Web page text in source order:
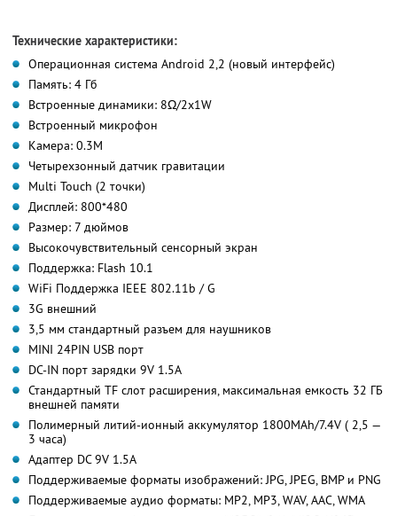
Технические характеристики:
Операционная система Android 2,2 (новый интерфейс)
Память: 4 Гб
Встроенные динамики: 8Ω/2х1W
Встроенный микрофон
Камера: 0.3М
Четырехзонный датчик гравитации
Multi Touch (2 точки)
Дисплей: 800*480
Размер: 7 дюймов
Высокочувствительный сенсорный экран
Поддержка: Flash 10.1
WiFi Поддержка IEEE 802.11b / G
3G внешний
3,5 мм стандартный разъем для наушников
MINI 24PIN USB порт
DC-IN порт зарядки 9V 1.5A
Стандартный TF слот расширения, максимальная емкость 32 ГБ
внешней памяти
Полимерный литий-ионный аккумулятор 1800MAh/7.4V ( 2,5 —
3 часа)
Адаптер DC 9V 1.5A
Поддерживаемые форматы изображений: JPG, JPEG, BMP и PNG
Поддерживаемые аудио форматы: MP2, MP3, WAV, AAC, WMA